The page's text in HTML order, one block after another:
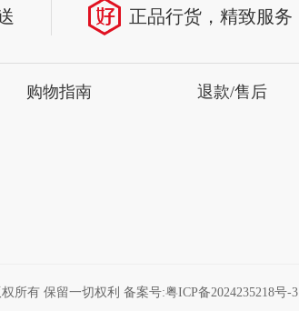
正品行货，精致服务
购物指南 退款/售后
所有 保留一切权利 备案号:粤ICP备2024235218号-3